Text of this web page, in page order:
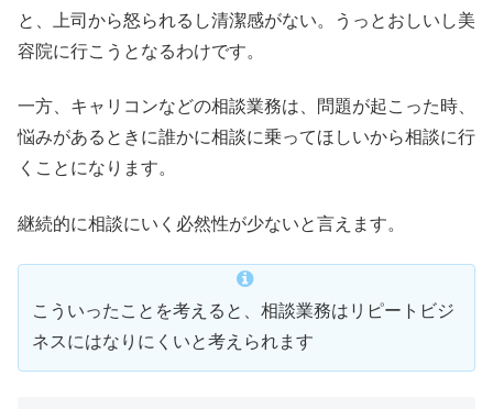
と、上司から怒られるし清潔感がない。うっとおしいし美
容院に行こうとなるわけです。
一方、キャリコンなどの相談業務は、問題が起こった時、
悩みがあるときに誰かに相談に乗ってほしいから相談に行
くことになります。
継続的に相談にいく必然性が少ないと言えます。
こういったことを考えると、相談業務はリピートビジ
ネスにはなりにくいと考えられます